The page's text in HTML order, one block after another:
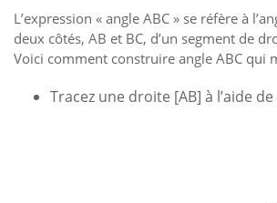
L’expression « angle ABC » se réfère à
deux côtés, AB et BC, d’un segment de
Voici comment construire angle ABC qui
Tracez une droite [AB] à l’aide